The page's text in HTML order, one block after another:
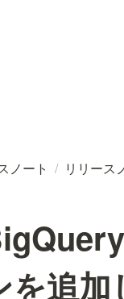
ノート / リリース
追加